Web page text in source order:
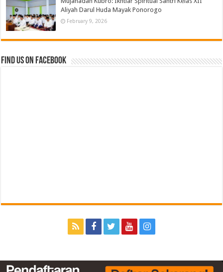
Aliyah Darul Huda Mayak Ponorogo
February 9, 2026
Find us on Facebook